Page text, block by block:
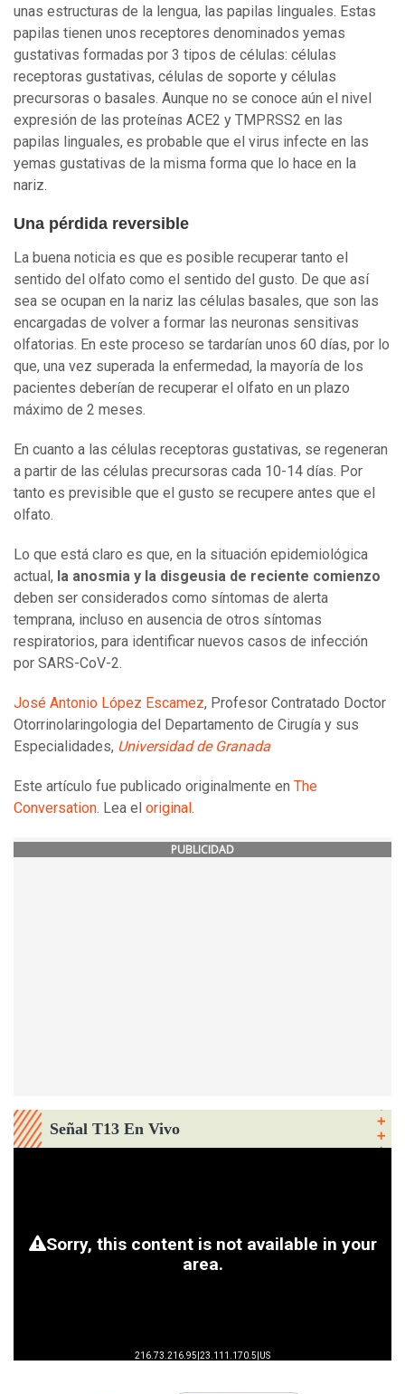
unas estructuras de la lengua, las papilas linguales. Estas
papilas tienen unos receptores denominados yemas
gustativas formadas por 3 tipos de células: células
receptoras gustativas, células de soporte y células
precursoras o basales. Aunque no se conoce aún el nivel
expresión de las proteínas ACE2 y TMPRSS2 en las
papilas linguales, es probable que el virus infecte en las
yemas gustativas de la misma forma que lo hace en la
nariz.
Una pérdida reversible
La buena noticia es que es posible recuperar tanto el
sentido del olfato como el sentido del gusto. De que así
sea se ocupan en la nariz las células basales, que son las
encargadas de volver a formar las neuronas sensitivas
olfatorias. En este proceso se tardarían unos 60 días, por lo
que, una vez superada la enfermedad, la mayoría de los
pacientes deberían de recuperar el olfato en un plazo
máximo de 2 meses.
En cuanto a las células receptoras gustativas, se regeneran
a partir de las células precursoras cada 10-14 días. Por
tanto es previsible que el gusto se recupere antes que el
olfato.
Lo que está claro es que, en la situación epidemiológica
actual, la anosmia y la disgeusia de reciente comienzo
deben ser considerados como síntomas de alerta
temprana, incluso en ausencia de otros síntomas
respiratorios, para identificar nuevos casos de infección
por SARS-CoV-2.
José Antonio López Escamez, Profesor Contratado Doctor
Otorrinolaringologia del Departamento de Cirugía y sus
Especialidades, Universidad de Granada
Este artículo fue publicado originalmente en The
Conversation. Lea el original .
PUBLICIDAD
Señal T13 En Vivo